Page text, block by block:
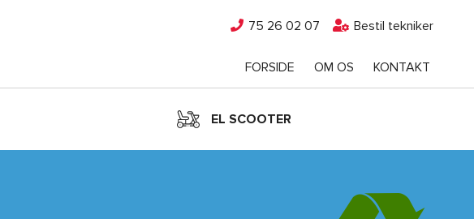
75 26 02 07 Bestil tekniker
FORSIDE OM OS KONTAKT
EL SCOOTER